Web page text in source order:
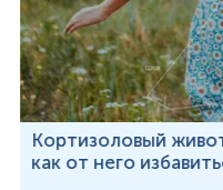
Кортизоловый
как от него